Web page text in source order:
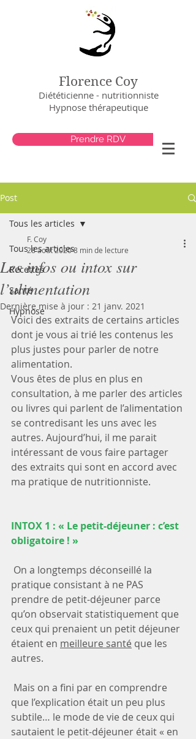
Florence Coy
Diététicienne - nutritionniste
Hypnose thérapeutique
Prendre RDV
Post
Tous les articles
Recettes
Santé
Hypnose
Tous les articles
Les infos ou intox sur
l’alimentation
F. Coy
28 août 20208 min de lecture
Dernière mise à jour : 21 janv. 2021
Voici des extraits de certains articles
dont je vous ai trié les contenus les
plus justes pour parler de notre
alimentation.
Vous êtes de plus en plus en
consultation, à me parler des articles
ou livres qui parlent de l’alimentation
se contredisant les uns avec les
autres. Aujourd’hui, il me parait
intéressant de vous faire partager
des extraits qui sont en accord avec
ma pratique de nutritionniste.
INTOX 1 : « Le petit-déjeuner : c’est
obligatoire ! »
pratique consistant à ne PAS
prendre de petit-déjeuner parce
qu’on observait statistiquement que
ceux qui prenaient un petit déjeuner
étaient en meilleure santé que les
autres.
que l’explication était un peu plus
subtile… le mode de vie de ceux qui
sautaient le petit-déjeuner était « en